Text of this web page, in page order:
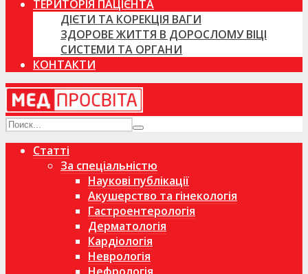
ТЕРИТОРІЯ ПАЦІЄНТА
ДІЄТИ ТА КОРЕКЦІЯ ВАГИ
ЗДОРОВЕ ЖИТТЯ В ДОРОСЛОМУ ВІЦІ
СИСТЕМИ ТА ОРГАНИ
КОНТАКТИ
Статті
За спеціальністю
Наукові публікації
Акушерство та гінекологія
Гастроентерологія
Дерматологія
Кардіологія
Неврологія
Нефрологія